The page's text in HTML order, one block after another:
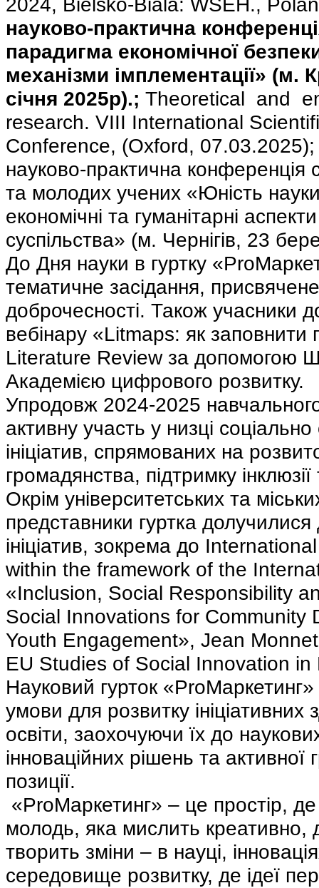
2024, Bielsko-Biala: WSEH.,
науково-практична
парадигма економічної
механізми імплементації» (м.
січня 2025р).; Theoretical and
research. VIII International
Conference, (Oxford,
науково‑практична конференція
та молодих учених «Юність
економічні та гуманітарні
суспільства» (м. Чернігів, 23
До Дня науки в гуртку
тематичне засідання,
доброчесності. Також учасники
вебінару «Litmaps: як заповнити
Literature Review за допомогою
Академією цифрового розвитку.
Упродовж 2024-2025 навчального
активну участь у низці
ініціатив, спрямованих на
громадянства, підтримку
Окрім університетських та
представники гуртка
ініціатив, зокрема до
within the framework of the
«Inclusion, Social Responsibility
Social Innovations for Community
Youth Engagement», Jean
EU Studies of Social Innovation in
Науковий гурток «ProМаркетинг»
умови для розвитку ініціативних
освіти, заохочуючи їх до
інноваційних рішень та активної
позиції.
«ProМаркетинг» – це простір,
молодь, яка мислить креативно,
творить зміни – в науці,
середовище розвитку, де ідеї